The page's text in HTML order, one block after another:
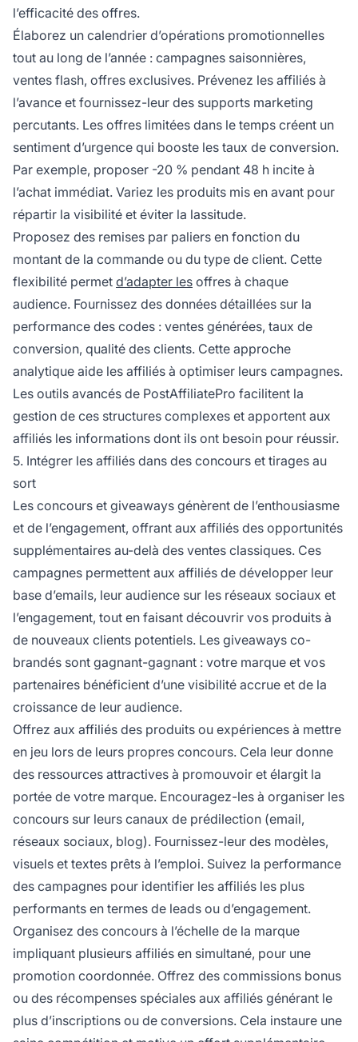
l’efficacité des offres.
Élaborez un calendrier d’opérations promotionnelles
tout au long de l’année : campagnes saisonnières,
ventes flash, offres exclusives. Prévenez les affiliés à
l’avance et fournissez-leur des supports marketing
percutants. Les offres limitées dans le temps créent un
sentiment d’urgence qui booste les taux de conversion.
Par exemple, proposer -20 % pendant 48 h incite à
l’achat immédiat. Variez les produits mis en avant pour
répartir la visibilité et éviter la lassitude.
Proposez des remises par paliers en fonction du
montant de la commande ou du type de client. Cette
flexibilité permet d’adapter les offres à chaque
audience. Fournissez des données détaillées sur la
performance des codes : ventes générées, taux de
conversion, qualité des clients. Cette approche
analytique aide les affiliés à optimiser leurs campagnes.
Les outils avancés de PostAffiliatePro facilitent la
gestion de ces structures complexes et apportent aux
affiliés les informations dont ils ont besoin pour réussir.
5. Intégrer les affiliés dans des concours et tirages au
sort
Les concours et giveaways génèrent de l’enthousiasme
et de l’engagement, offrant aux affiliés des opportunités
supplémentaires au-delà des ventes classiques. Ces
campagnes permettent aux affiliés de développer leur
base d’emails, leur audience sur les réseaux sociaux et
l’engagement, tout en faisant découvrir vos produits à
de nouveaux clients potentiels. Les giveaways co-
brandés sont gagnant-gagnant : votre marque et vos
partenaires bénéficient d’une visibilité accrue et de la
croissance de leur audience.
Offrez aux affiliés des produits ou expériences à mettre
en jeu lors de leurs propres concours. Cela leur donne
des ressources attractives à promouvoir et élargit la
portée de votre marque. Encouragez-les à organiser les
concours sur leurs canaux de prédilection (email,
réseaux sociaux, blog). Fournissez-leur des modèles,
visuels et textes prêts à l’emploi. Suivez la performance
des campagnes pour identifier les affiliés les plus
performants en termes de leads ou d’engagement.
Organisez des concours à l’échelle de la marque
impliquant plusieurs affiliés en simultané, pour une
promotion coordonnée. Offrez des commissions bonus
ou des récompenses spéciales aux affiliés générant le
plus d’inscriptions ou de conversions. Cela instaure une